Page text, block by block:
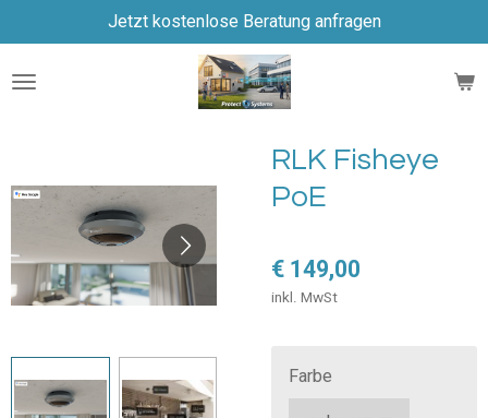
Hauptinhalt
springen
Jetzt kostenlose Beratung anfragen
RLK Fisheye
PoE
€ 149,00
inkl. MwSt
Farbe